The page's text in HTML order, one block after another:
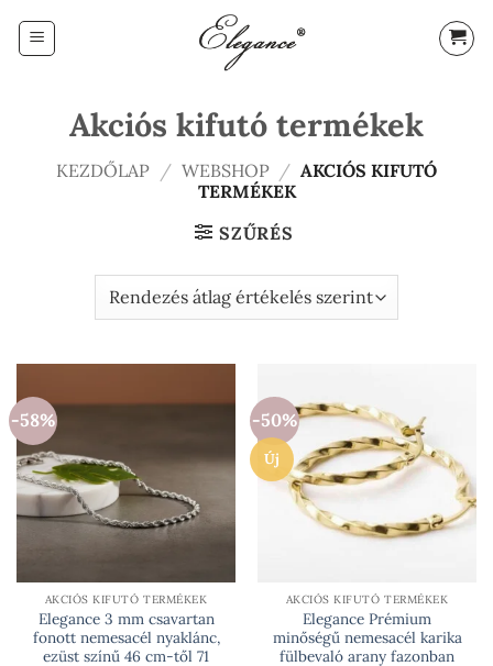
Akciós kifutó termékek
KEZDŐLAP / WEBSHOP / AKCIÓS KIFUTÓ
TERMÉKEK
SZŰRÉS
-58%
AKCIÓS KIFUTÓ TERMÉKEK
Elegance 3 mm csavartan
fonott nemesacél nyaklánc,
ezüst színű 46 cm-től 71
-50%
Új
AKCIÓS KIFUTÓ TERMÉKEK
Elegance Prémium
minőségű nemesacél karika
fülbevaló arany fazonban